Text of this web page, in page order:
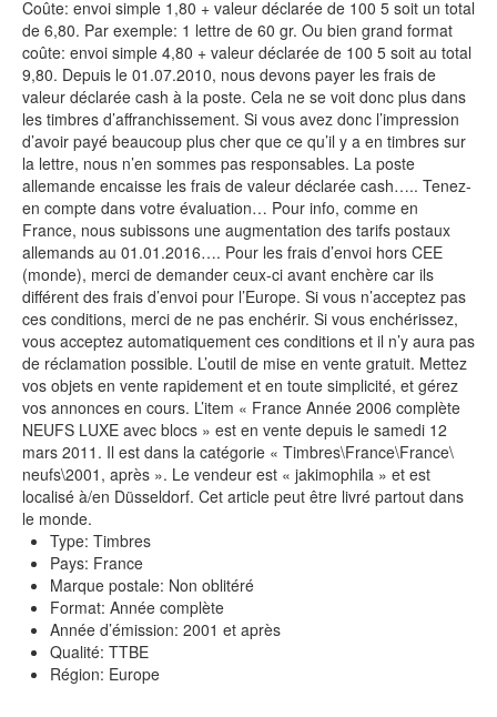
Coûte: envoi simple 1,80 + valeur déclarée de 100 5 soit un total
de 6,80. Par exemple: 1 lettre de 60 gr. Ou bien grand format
coûte: envoi simple 4,80 + valeur déclarée de 100 5 soit au total
9,80. Depuis le 01.07.2010, nous devons payer les frais de
valeur déclarée cash à la poste. Cela ne se voit donc plus dans
les timbres d’affranchissement. Si vous avez donc l’impression
d’avoir payé beaucoup plus cher que ce qu’il y a en timbres sur
la lettre, nous n’en sommes pas responsables. La poste
allemande encaisse les frais de valeur déclarée cash….. Tenez-
en compte dans votre évaluation… Pour info, comme en
France, nous subissons une augmentation des tarifs postaux
allemands au 01.01.2016…. Pour les frais d’envoi hors CEE
(monde), merci de demander ceux-ci avant enchère car ils
différent des frais d’envoi pour l’Europe. Si vous n’acceptez pas
ces conditions, merci de ne pas enchérir. Si vous enchérissez,
vous acceptez automatiquement ces conditions et il n’y aura pas
de réclamation possible. L’outil de mise en vente gratuit. Mettez
vos objets en vente rapidement et en toute simplicité, et gérez
vos annonces en cours. L’item « France Année 2006 complète
NEUFS LUXE avec blocs » est en vente depuis le samedi 12
mars 2011. Il est dans la catégorie « Timbres\France\France\
neufs\2001, après ». Le vendeur est « jakimophila » et est
localisé à/en Düsseldorf. Cet article peut être livré partout dans
le monde.
Type: Timbres
Pays: France
Marque postale: Non oblitéré
Format: Année complète
Année d’émission: 2001 et après
Qualité: TTBE
Région: Europe